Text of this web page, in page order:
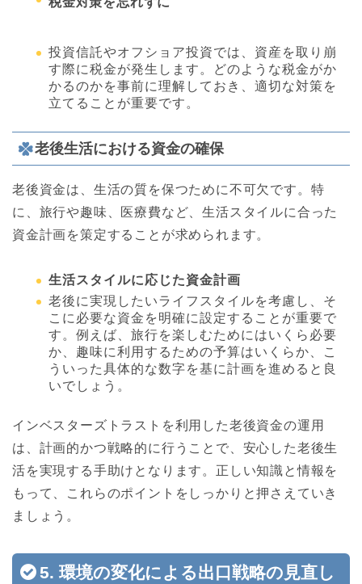
投資信託やオフショア投資では、資産を取り崩
す際に税金が発生します。どのような税金がか
かるのかを事前に理解しておき、適切な対策を
立てることが重要です。
老後生活における資金の確保
老後資金は、生活の質を保つために不可欠です。特
に、旅行や趣味、医療費など、生活スタイルに合った
資金計画を策定することが求められます。
生活スタイルに応じた資金計画
老後に実現したいライフスタイルを考慮し、そ
こに必要な資金を明確に設定することが重要で
す。例えば、旅行を楽しむためにはいくら必要
か、趣味に利用するための予算はいくらか、こ
ういった具体的な数字を基に計画を進めると良
いでしょう。
インベスターズトラストを利用した老後資金の運用
は、計画的かつ戦略的に行うことで、安心した老後生
活を実現する手助けとなります。正しい知識と情報を
もって、これらのポイントをしっかりと押さえていき
ましょう。
5. 環境の変化による出口戦略の見直し